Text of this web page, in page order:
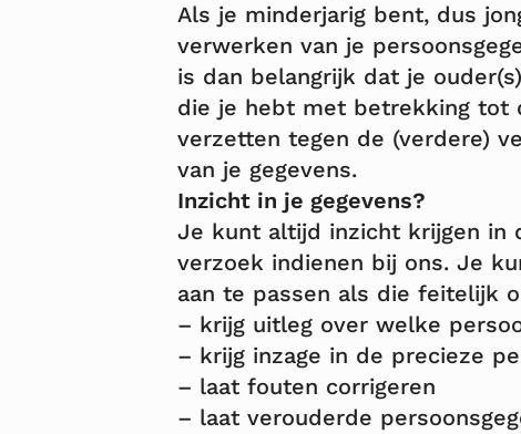
Als je minderjarig bent, dus
verwerken van je
is dan belangrijk dat je
die je hebt met betrekking tot
verzetten tegen de (verdere)
van je gegevens.
Inzicht in je gegevens?
Je kunt altijd inzicht krijgen in
verzoek indienen bij ons. Je
aan te passen als die feitelijk
– krijg uitleg over welke
– krijg inzage in de precieze
– laat fouten corrigeren
– laat verouderde